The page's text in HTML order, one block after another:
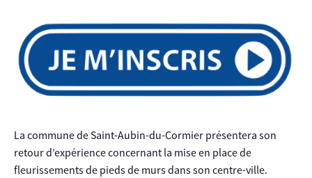
La commune de Saint-Aubin-du-Cormier présentera son
retour d’expérience concernant la mise en place de
fleurissements de pieds de murs dans son centre-ville.